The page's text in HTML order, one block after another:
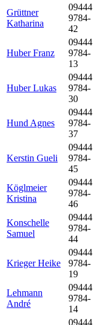
Grüttner
Katharina
09444
9784-
42
Huber Franz
09444
9784-
13
Huber Lukas
09444
9784-
30
Hund Agnes
09444
9784-
37
Kerstin Gueli
09444
9784-
45
Köglmeier
Kristina
09444
9784-
46
Konschelle
Samuel
09444
9784-
44
Krieger Heike
09444
9784-
19
Lehmann
André
09444
9784-
14
09444